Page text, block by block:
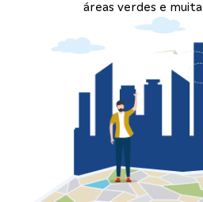
áreas verdes e